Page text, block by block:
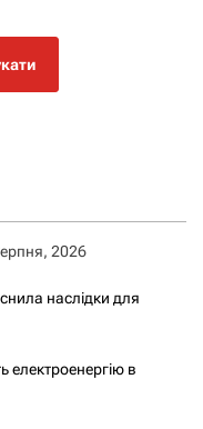
2026
наслідки для
електроенергію в